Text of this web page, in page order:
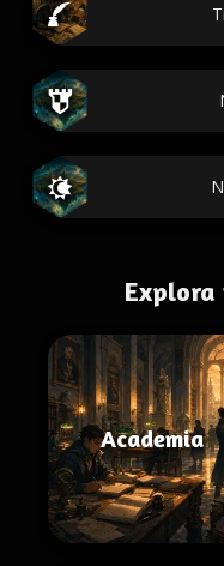
Explora
Academia